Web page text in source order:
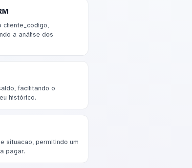
cliente_codigo,
a análise dos
facilitando o
histórico.
situacao, permitindo um
pagar.